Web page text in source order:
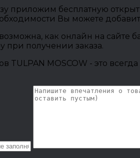
приложим бесплатную
Вы можете
возможна, как онлайн на
при получении заказа.
TULPAN MOSCOW - это